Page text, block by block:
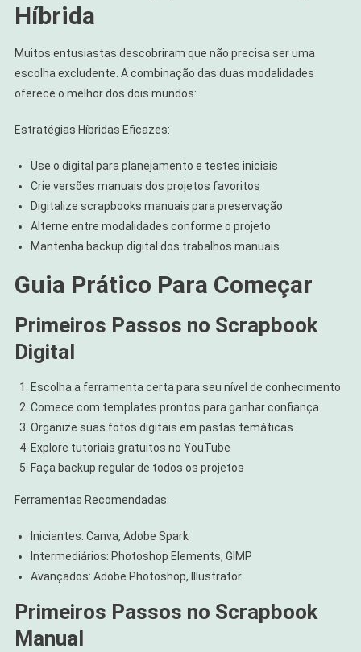
Híbrida
Muitos entusiastas descobriram que não precisa ser uma
escolha excludente. A combinação das duas modalidades
oferece o melhor dos dois mundos:
Estratégias Híbridas Eficazes:
Use o digital para planejamento e testes iniciais
Crie versões manuais dos projetos favoritos
Digitalize scrapbooks manuais para preservação
Alterne entre modalidades conforme o projeto
Mantenha backup digital dos trabalhos manuais
Guia Prático Para Começar
Primeiros Passos no Scrapbook
Digital
Escolha a ferramenta certa para seu nível de conhecimento
Comece com templates prontos para ganhar confiança
Organize suas fotos digitais em pastas temáticas
Explore tutoriais gratuitos no YouTube
Faça backup regular de todos os projetos
Ferramentas Recomendadas:
Iniciantes: Canva, Adobe Spark
Intermediários: Photoshop Elements, GIMP
Avançados: Adobe Photoshop, Illustrator
Primeiros Passos no Scrapbook
Manual